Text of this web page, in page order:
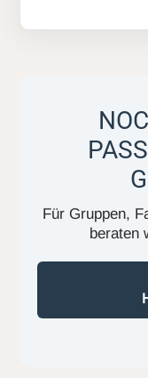
Für Gruppen,
beraten